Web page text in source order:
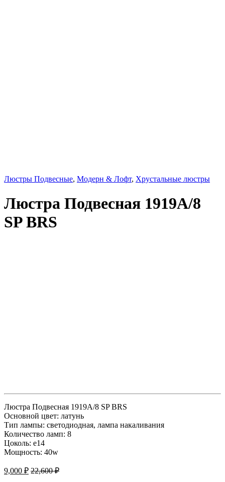
Люстры Подвесные, Модерн & Лофт, Хрустальные люстры
Люстра Подвесная 1919A/8
SP BRS
Люстра Подвесная 1919A/8 SP BRS
Основной цвет: латунь
Тип лампы: светодиодная, лампа накаливания
Количество ламп: 8
Цоколь: e14
Мощность: 40w
9,000 ₽ 22,600₽